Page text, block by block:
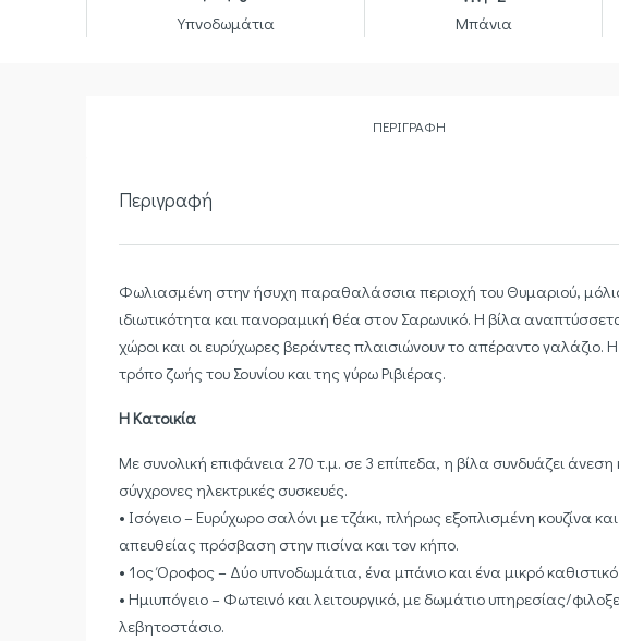
Υπνοδωμάτια
Μπάνια
ΠΕΡΙΓΡΑΦΉ
Περιγραφή
Φωλιασμένη στην ήσυχη παραθαλάσσια περιοχή του Θυμαριού,
ιδιωτικότητα και πανοραμική θέα στον Σαρωνικό. Η βίλα
χώροι και οι ευρύχωρες βεράντες πλαισιώνουν το απέραντο
τρόπο ζωής του Σουνίου και της γύρω Ριβιέρας.
Η Κατοικία
Με συνολική επιφάνεια 270 τ.μ. σε 3 επίπεδα, η βίλα συνδυάζει
σύγχρονες ηλεκτρικές συσκευές.
• Ισόγειο – Ευρύχωρο σαλόνι με τζάκι, πλήρως εξοπλισμένη
απευθείας πρόσβαση στην πισίνα και τον κήπο.
• 1ος Όροφος – Δύο υπνοδωμάτια, ένα μπάνιο και ένα μικρό
• Ημιυπόγειο – Φωτεινό και λειτουργικό, με δωμάτιο υπηρεσίας/
λεβητοστάσιο.